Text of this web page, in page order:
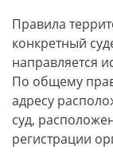
Правила
конкретный
направляется
По общему
адресу
суд,
регистрации